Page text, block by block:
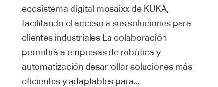
ecosistema digital mosaixx de KUKA,
facilitando el acceso a sus soluciones para
clientes industriales La colaboración
permitirá a empresas de robótica y
automatización desarrollar soluciones más
eficientes y adaptables para...